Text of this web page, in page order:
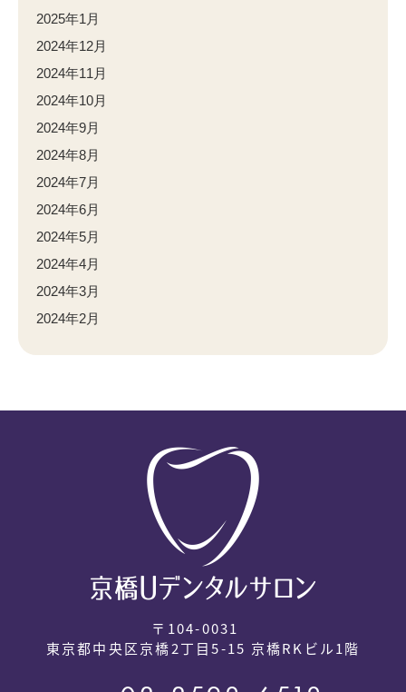
2025年1月
2024年12月
2024年11月
2024年10月
2024年9月
2024年8月
2024年7月
2024年6月
2024年5月
2024年4月
2024年3月
2024年2月
〒104-0031
東京都中央区京橋2丁目5-15 京橋RKビル1階